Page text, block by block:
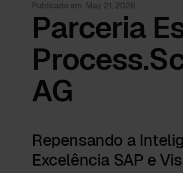
Publicado em May 21, 2026
Parceria
AG
Repensando a
Excelência SAP e